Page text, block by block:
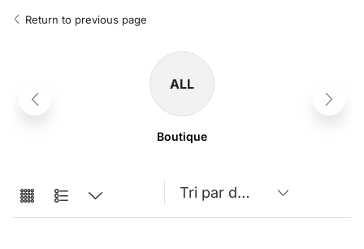
Return to previous page
ALL
Boutique